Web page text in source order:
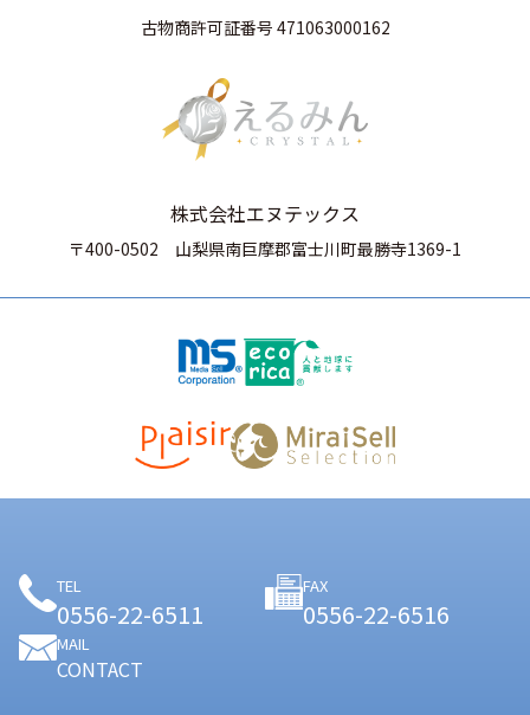
古物商許可証番号 471063000162
株式会社エヌテックス
〒400-0502 山梨県南巨摩郡富士川町最勝寺1369-1
TEL
0556-22-6511
FAX
0556-22-6516
MAIL
CONTACT